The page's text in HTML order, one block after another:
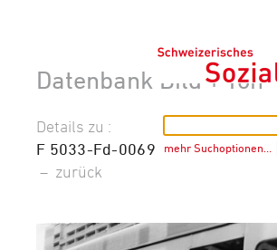
Datenbank Bild + Ton
mehr Suchoptionen…
Details zu :
F 5033-Fd-0069
– zurück